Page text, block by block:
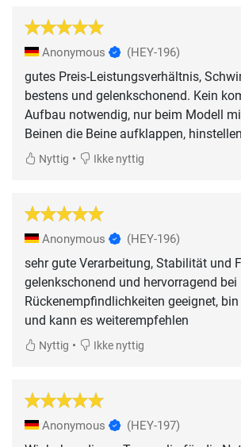
Anonymous (HEY-196)
gutes Preis-Leistungsverhältnis,
bestens und gelenkschonend. Kein
Aufbau notwendig, nur beim Modell
Beinen die Beine aufklappen,
Nyttig • Ikke nyttig
Anonymous (HEY-196)
sehr gute Verarbeitung, Stabilität und
gelenkschonend und hervorragend bei
Rückenempfindlichkeiten geeignet,
und kann es weiterempfehlen
Nyttig • Ikke nyttig
Anonymous (HEY-197)